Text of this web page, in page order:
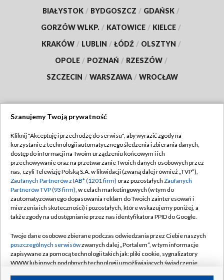
BIAŁYSTOK / BYDGOSZCZ / GDAŃSK /
GORZÓW WLKP. / KATOWICE / KIELCE /
KRAKÓW / LUBLIN / ŁÓDŹ / OLSZTYN /
OPOLE / POZNAŃ / RZESZÓW /
SZCZECIN / WARSZAWA / WROCŁAW
TVP
Abonament TVP
Emisja w TVP
Centrum informacji TVP
Naziemna Telewizja Cyfrowa
Rada Programowa
System NOS
Informacje o nadawcy
Regulamin TVP
Polityka prywatności
Moje zgody
Pomoc
Kontakt
Kanały
Szanujemy Twoją prywatność
Kliknij "Akceptuję i przechodzę do serwisu", aby wyrazić zgody na
korzystanie z technologii automatycznego śledzenia i zbierania danych,
dostęp do informacji na Twoim urządzeniu końcowym i ich
przechowywanie oraz na przetwarzanie Twoich danych osobowych przez
nas, czyli Telewizję Polską S.A. w likwidacji (zwaną dalej również „TVP”),
Zaufanych Partnerów z IAB* (1201 firm) oraz pozostałych Zaufanych
Partnerów TVP (93 firm), w celach marketingowych (w tym do
zautomatyzowanego dopasowania reklam do Twoich zainteresowań i
mierzenia ich skuteczności) i pozostałych, które wskazujemy poniżej, a
także zgody na udostępnianie przez nas identyfikatora PPID do Google.
Twoje dane osobowe zbierane podczas odwiedzania przez Ciebie naszych
poszczególnych serwisówzwanych dalej „Portalem”, w tym informacje
zapisywane za pomocą technologii takich jak: pliki cookie, sygnalizatory
WWW lub innych podobnych technologii umożliwiających świadczenie